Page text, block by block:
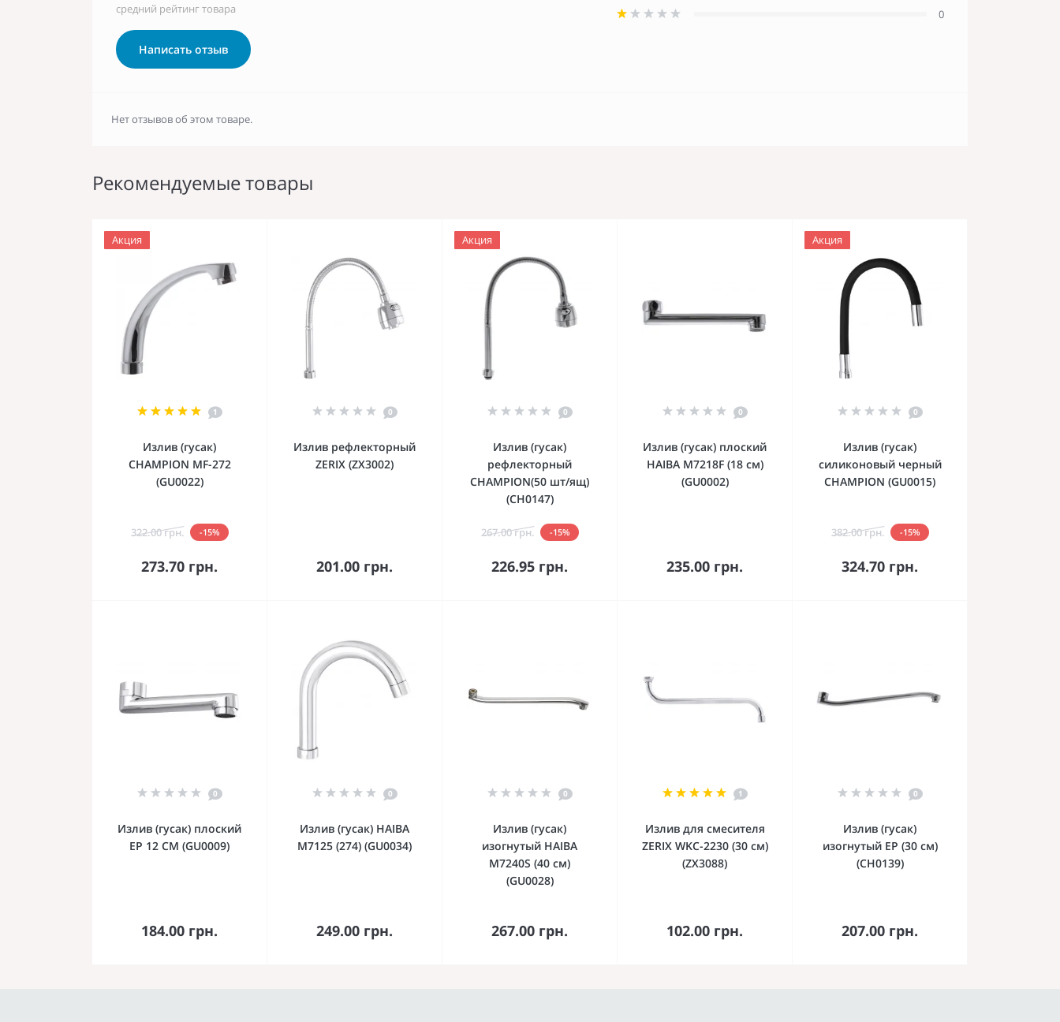
средний рейтинг товара
Написать отзыв
0
Нет отзывов об этом товаре.
Рекомендуемые товары
Акция
1
Излив (гусак)
CHAMPION MF-272
(GU0022)
322.00 грн. -15%
273.70 грн.
В корзину
0
Излив рефлекторный
ZERIX (ZX3002)
201.00 грн.
В корзину
Акция
0
Излив (гусак)
рефлекторный
CHAMPION(50 шт/ящ)
(CH0147)
267.00 грн. -15%
226.95 грн.
В корзину
0
Излив (гусак) плоский
HAIBA M7218F (18 см)
(GU0002)
235.00 грн.
В корзину
Акция
0
Излив (гусак)
силиконовый черный
CHAMPION (GU0015)
382.00 грн. -15%
324.70 грн.
В корзину
0
Излив (гусак) плоский
EP 12 СМ (GU0009)
184.00 грн.
В корзину
0
Излив (гусак) HAIBA
M7125 (274) (GU0034)
249.00 грн.
В корзину
0
Излив (гусак)
изогнутый HAIBA
M7240S (40 см)
(GU0028)
267.00 грн.
В корзину
1
Излив для смесителя
ZERIX WKC-2230 (30 см)
(ZX3088)
102.00 грн.
В корзину
0
Излив (гусак)
изогнутый EP (30 см)
(CH0139)
207.00 грн.
В корзину